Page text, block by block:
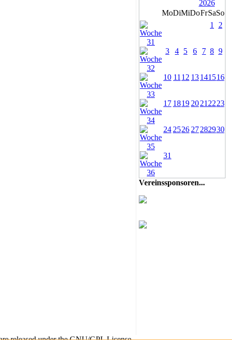
MoDiMiDoFrSaSo
1
2
3 4 5 6 7 8 9
10 11 12 13141516
17 1819 2021 2223
24 2526 27282930
31
Vereinssponsoren...